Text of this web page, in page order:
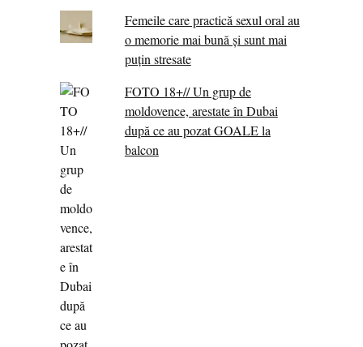
Femeile care practică sexul oral au
o memorie mai bună și sunt mai
puțin stresate
FOTO 18+// Un grup de
moldovence, arestate în Dubai
după ce au pozat GOALE la
balcon